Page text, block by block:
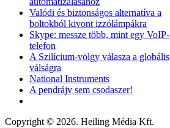
Valódi és biztonságos alternatíva a
boltokból kivont izzólámpákra
Skype: messze több, mint egy VoIP-
telefon
A Szilícium-völgy válasza a globális
válságra
National Instruments
A pendrájv sem csodaszer!
Copyright © 2026. Heiling Média Kft.